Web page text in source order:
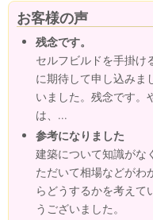
お客様の声
残念です。
セルフビルドを手掛け
に期待して申し込みま
いました。残念です。
は、...
参考になりました
建築について知識がな
ただいて相場などがわ
らどうするかを考えて
うございました。